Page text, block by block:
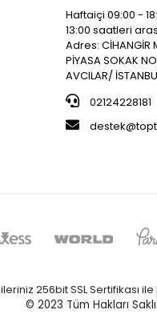
Haftaiçi 09:00 -
13:00 saatleri
Adres: CİHANGİR
PİYASA SOKAK
AVCILAR/
02124228181
256bit SSL Sertifikası
© 2023 Tüm Hakları